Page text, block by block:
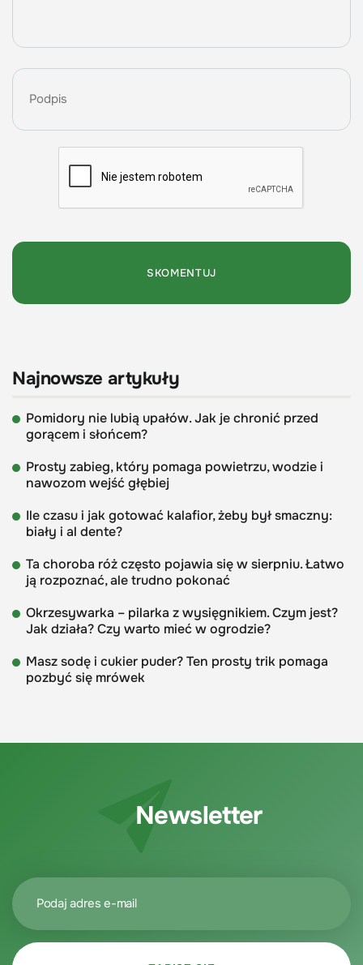
Najnowsze artykuły
Pomidory nie lubią upałów. Jak je chronić przed
gorącem i słońcem?
Prosty zabieg, który pomaga powietrzu, wodzie i
nawozom wejść głębiej
Ile czasu i jak gotować kalafior, żeby był smaczny:
biały i al dente?
Ta choroba róż często pojawia się w sierpniu. Łatwo
ją rozpoznać, ale trudno pokonać
Okrzesywarka – pilarka z wysięgnikiem. Czym jest?
Jak działa? Czy warto mieć w ogrodzie?
Masz sodę i cukier puder? Ten prosty trik pomaga
pozbyć się mrówek
Newsletter